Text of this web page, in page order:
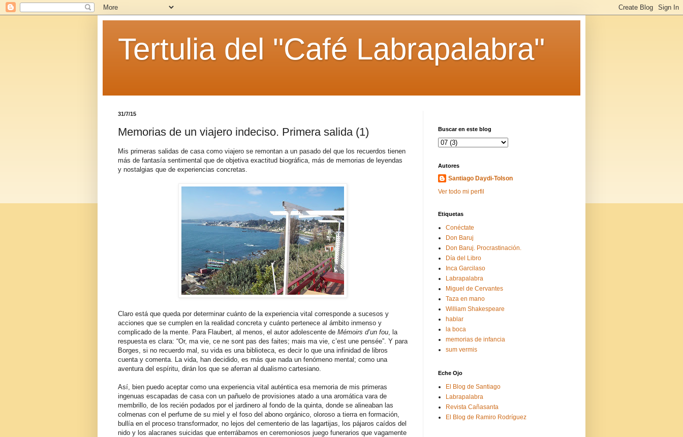
Tertulia del "Café Labrapalabra"
31/7/15
Memorias de un viajero indeciso. Primera salida (1)
Mis primeras salidas de casa como viajero se remontan a un pasado del que los recuerdos tienen
más de fantasía sentimental que de objetiva exactitud biográfica, más de memorias de leyendas
y nostalgias que de experiencias concretas.
Claro está que queda por determinar cuánto de la experiencia vital corresponde a sucesos y
acciones que se cumplen en la realidad concreta y cuánto pertenece al ámbito inmenso y
complicado de la mente. Para Flaubert, al menos, el autor adolescente de Mémoirs d’un fou , la
respuesta es clara: “Or, ma vie, ce ne sont pas des faites; mais ma vie, c’est une pensée”. Y para
Borges, si no recuerdo mal, su vida es una biblioteca, es decir lo que una infinidad de libros
cuenta y comenta. La vida, han decidido, es más que nada un fenómeno mental; como una
aventura del espíritu, dirán los que se aferran al dualismo cartesiano.
Así, bien puedo aceptar como una experiencia vital auténtica esa memoria de mis primeras
ingenuas escapadas de casa con un pañuelo de provisiones atado a una aromática vara de
membrillo, de los recién podados por el jardinero al fondo de la quinta, donde se alineaban las
colmenas con el perfume de su miel y el foso del abono orgánico, oloroso a tierra en formación,
bullía en el proceso transformador, no lejos del cementerio de las lagartijas, los pájaros caídos del
nido y los alacranes suicidas que enterrábamos en ceremoniosos juego funerarios que vagamente
Buscar en este blog
Autores
Santiago Daydi-Tolson
Ver todo mi perfil
Etiquetas
Conéctate
Don Baruj
Don Baruj. Procrastinación.
Día del Libro
Inca Garcilaso
Labrapalabra
Miguel de Cervantes
Taza en mano
William Shakespeare
hablar
la boca
memorias de infancia
sum vermis
Eche Ojo
El Blog de Santiago
Labrapalabra
Revista Cañasanta
El Blog de Ramiro Rodríguez